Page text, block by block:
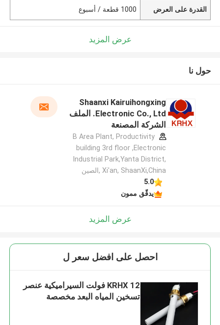
القدرة على العرض 1000 قطعة / أسبوع
عرض المزيد
حول نا
Shaanxi Kairuihongxing
Electronic Co., Ltd. الملف
الشركة المصنعة
B Area Plant, Productivity
building 3rd floor ,Electronic
Industrial Park,Yanta District,
Xi'an, ShaanXi,China ,الصين
5.0
يدقّق ممون
عرض المزيد
احصل على افضل سعر ل
KRHX 12 فولت السيراميكية عنصر
تسخين المياه البعد مخصصة